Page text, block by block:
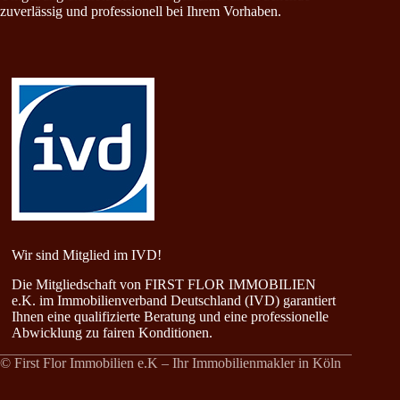
zuverlässig und professionell bei Ihrem Vorhaben.
Wir sind Mitglied im IVD!
Die Mitgliedschaft von FIRST FLOR IMMOBILIEN
e.K. im Immobilienverband Deutschland (IVD) garantiert
Ihnen eine qualifizierte Beratung und eine professionelle
Abwicklung zu fairen Konditionen.
© First Flor Immobilien e.K – Ihr Immobilienmakler in Köln